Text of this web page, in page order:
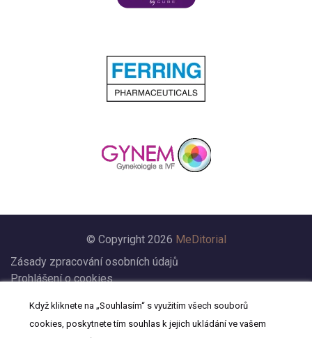
© Copyright 2026 MeDitorial
Zásady zpracování osobních údajů
Prohlášení o cookies
Prohlášení
Kontakt
Když kliknete na „Souhlasím“ s využitím všech souborů
cookies, poskytnete tím souhlas k jejich ukládání ve vašem